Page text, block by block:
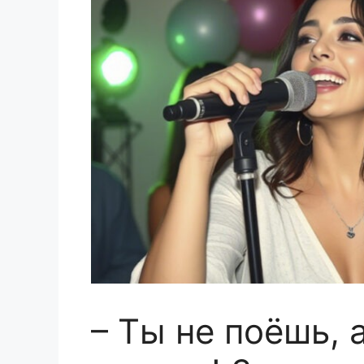
– Ты не поёшь,